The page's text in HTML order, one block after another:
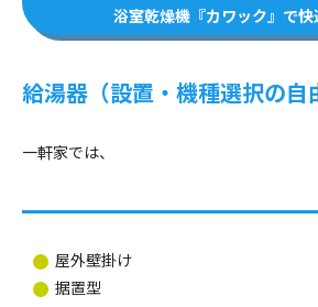
浴室乾燥機『カワック』で快
給湯器（設置・機種選択の自
一軒家では、
屋外壁掛け
据置型